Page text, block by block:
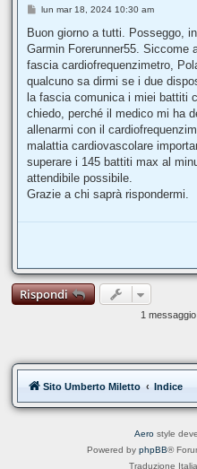
M
s
a
g
i
o
lun mar 18, 2024 10:30 am
Buon giorno a tutti. Posseggo,
Garmin Forerunner55. Siccome
fascia cardiofrequenzimetro,
qualcuno sa dirmi se i due
la fascia comunica i miei battiti
chiedo, perché il medico mi ha
allenarmi con il
malattia cardiovascolare
superare i 145 battiti max al
attendibile possibile.
Grazie a chi saprà rispondermi.
Rispondi
1
Sito Umberto Miletto Indice
Aero style
Powered by phpBB®
Traduzione